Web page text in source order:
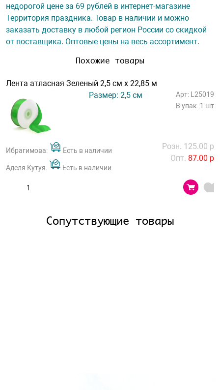
недорогой цене за 69 рублей в интернет-магазине
Территория праздника. Товар в наличии и можно
заказать доставку в любой регион России со скидкой
от поставщика. Оптовые цены на весь ассортимент.
Похожие товары
Лента атласная Зеленый 2,5 см х 22,85 м
Размер: 2,5 см
Арт: L25019
В упак: 1 шт
Ибрагимова: Есть в наличии
Аделя Кутуя: Есть в наличии
Розн. 125.00 р
Опт. 87.00 р
Сопутствующие товары